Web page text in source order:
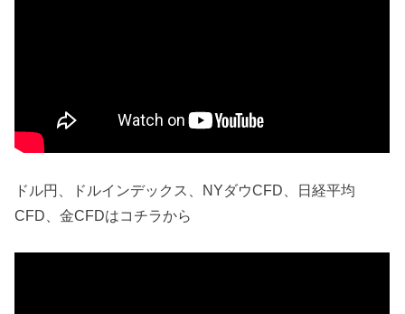
ドル円、ドルインデックス、NYダウCFD、日経平均
CFD、金CFDはコチラから